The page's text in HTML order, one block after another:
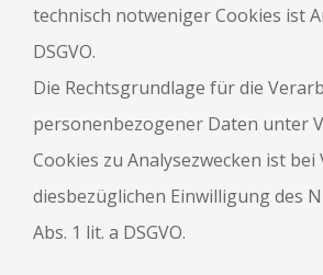
technisch notweniger Cookies ist
DSGVO.
Die Rechtsgrundlage für die
personenbezogener Daten unter
Cookies zu Analysezwecken ist
diesbezüglichen Einwilligung des
Abs. 1 lit. a DSGVO.